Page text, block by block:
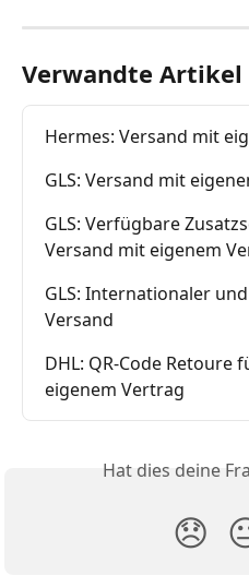
Verwandte Artikel
Hermes: Versand mit
GLS: Versand mit
GLS: Verfügbare
Versand mit eigenem
GLS: Internationaler
Versand
DHL: QR-Code Retoure
eigenem Vertrag
Hat dies deine
😞